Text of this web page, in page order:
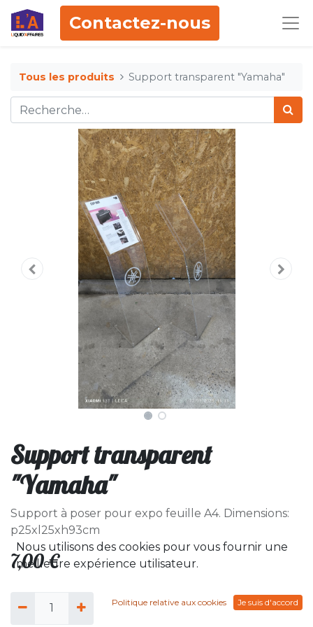
Contactez-nous
Tous les produits Support transparent "Yamaha"
Support transparent
"Yamaha"
Support à poser pour expo feuille A4. Dimensions:
p25xl25xh93cm
7,00€
Nous utilisons des cookies pour vous fournir une
meilleure expérience utilisateur.
Politique relative aux cookies Je suis d'accord